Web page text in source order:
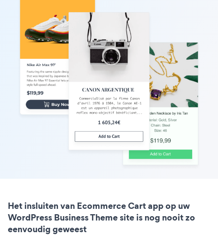
Het insluiten van Ecommerce Cart app op uw
WordPress Business Theme site is nog nooit zo
eenvoudig geweest